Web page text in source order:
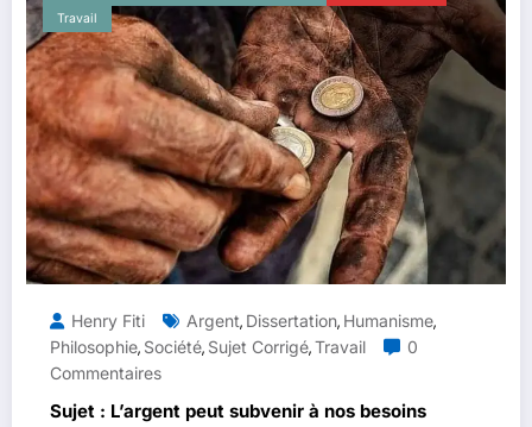
Travail
Henry Fiti Argent, Dissertation, Humanisme,
Philosophie, Société, Sujet Corrigé,Travail
0
Commentaires
Sujet : L’argent peut subvenir à nos besoins